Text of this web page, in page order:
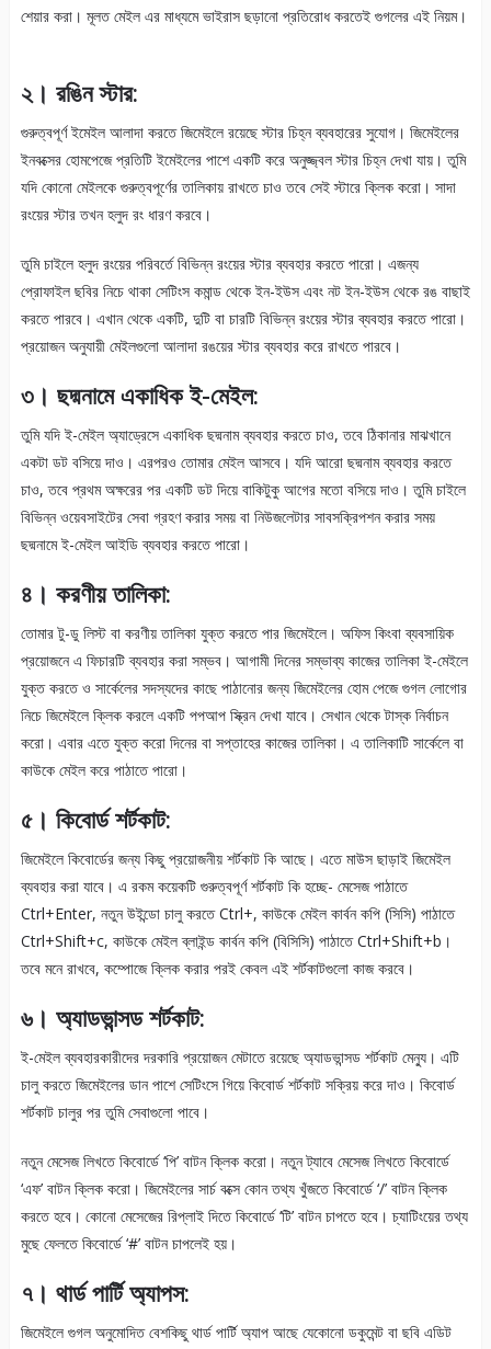
শেয়ার করা। মূলত মেইল এর মাধ্যমে ভাইরাস ছড়ানো প্রতিরোধ করতেই গুগলের এই নিয়ম।
২। রঙিন স্টার:
গুরুত্বপূর্ণ ইমেইল আলাদা করতে জিমেইলে রয়েছে স্টার চিহ্ন ব্যবহারের সুযোগ। জিমেইলের
ইনবক্সের হোমপেজে প্রতিটি ইমেইলের পাশে একটি করে অনুজ্জ্বল স্টার চিহ্ন দেখা যায়। তুমি
যদি কোনো মেইলকে গুরুত্বপূর্ণের তালিকায় রাখতে চাও তবে সেই স্টারে ক্লিক করো। সাদা
রংয়ের স্টার তখন হলুদ রং ধারণ করবে।
তুমি চাইলে হলুদ রংয়ের পরিবর্তে বিভিন্ন রংয়ের স্টার ব্যবহার করতে পারো। এজন্য
প্রোফাইল ছবির নিচে থাকা সেটিংস কমান্ড থেকে ইন-ইউস এবং নট ইন-ইউস থেকে রঙ বাছাই
করতে পারবে। এখান থেকে একটি, দুটি বা চারটি বিভিন্ন রংয়ের স্টার ব্যবহার করতে পারো।
প্রয়োজন অনুযায়ী মেইলগুলো আলাদা রঙয়ের স্টার ব্যবহার করে রাখতে পারবে।
৩। ছদ্মনামে একাধিক ই-মেইল:
তুমি যদি ই-মেইল অ্যাড্রেসে একাধিক ছদ্মনাম ব্যবহার করতে চাও, তবে ঠিকানার মাঝখানে
একটা ডট বসিয়ে দাও। এরপরও তোমার মেইল আসবে। যদি আরো ছদ্মনাম ব্যবহার করতে
চাও, তবে প্রথম অক্ষরের পর একটি ডট দিয়ে বাকিটুকু আগের মতো বসিয়ে দাও। তুমি চাইলে
বিভিন্ন ওয়েবসাইটের সেবা গ্রহণ করার সময় বা নিউজলেটার সাবসক্রিপশন করার সময়
ছদ্মনামে ই-মেইল আইডি ব্যবহার করতে পারো।
৪। করণীয় তালিকা:
তোমার টু-ডু লিস্ট বা করণীয় তালিকা যুক্ত করতে পার জিমেইলে। অফিস কিংবা ব্যবসায়িক
প্রয়োজনে এ ফিচারটি ব্যবহার করা সম্ভব। আগামী দিনের সম্ভাব্য কাজের তালিকা ই-মেইলে
যুক্ত করতে ও সার্কেলের সদস্যদের কাছে পাঠানোর জন্য জিমেইলের হোম পেজে গুগল লোগোর
নিচে জিমেইলে ক্লিক করলে একটি পপআপ স্ক্রিন দেখা যাবে। সেখান থেকে টাস্ক নির্বাচন
করো। এবার এতে যুক্ত করো দিনের বা সপ্তাহের কাজের তালিকা। এ তালিকাটি সার্কেলে বা
কাউকে মেইল করে পাঠাতে পারো।
৫। কিবোর্ড শর্টকাট:
জিমেইলে কিবোর্ডের জন্য কিছু প্রয়োজনীয় শর্টকাট কি আছে। এতে মাউস ছাড়াই জিমেইল
ব্যবহার করা যাবে। এ রকম কয়েকটি গুরুত্বপূর্ণ শর্টকাট কি হচ্ছে- মেসেজ পাঠাতে
Ctrl+Enter, নতুন উইন্ডো চালু করতে Ctrl+, কাউকে মেইল কার্বন কপি (সিসি) পাঠাতে
Ctrl+Shift+c, কাউকে মেইল ব্লাইন্ড কার্বন কপি (বিসিসি) পাঠাতে Ctrl+Shift+b।
তবে মনে রাখবে, কম্পোজে ক্লিক করার পরই কেবল এই শর্টকাটগুলো কাজ করবে।
৬। অ্যাডভান্সড শর্টকাট:
ই-মেইল ব্যবহারকারীদের দরকারি প্রয়োজন মেটাতে রয়েছে অ্যাডভান্সড শর্টকাট মেন্যু। এটি
চালু করতে জিমেইলের ডান পাশে সেটিংসে গিয়ে কিবোর্ড শর্টকাট সক্রিয় করে দাও। কিবোর্ড
শর্টকাট চালুর পর তুমি সেবাগুলো পাবে।
নতুন মেসেজ লিখতে কিবোর্ডে ‘পি’ বাটন ক্লিক করো। নতুন ট্যাবে মেসেজ লিখতে কিবোর্ডে
‘এফ’ বাটন ক্লিক করো। জিমেইলের সার্চ বক্সে কোন তথ্য খুঁজতে কিবোর্ডে ‘/’ বাটন ক্লিক
করতে হবে। কোনো মেসেজের রিপ্লাই দিতে কিবোর্ডে ‘টি’ বাটন চাপতে হবে। চ্যাটিংয়ের তথ্য
মুছে ফেলতে কিবোর্ডে ‘#’ বাটন চাপলেই হয়।
৭। থার্ড পার্টি অ্যাপস:
জিমেইলে গুগল অনুমোদিত বেশকিছু থার্ড পার্টি অ্যাপ আছে যেকোনো ডকুমেন্ট বা ছবি এডিট